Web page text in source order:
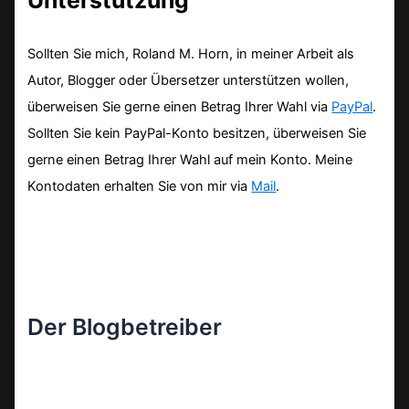
Sollten Sie mich, Roland M. Horn, in meiner Arbeit als
Autor, Blogger oder Übersetzer unterstützen wollen,
überweisen Sie gerne einen Betrag Ihrer Wahl via PayPal.
Sollten Sie kein PayPal-Konto besitzen, überweisen Sie
gerne einen Betrag Ihrer Wahl auf mein Konto. Meine
Kontodaten erhalten Sie von mir via Mail.
Der Blogbetreiber